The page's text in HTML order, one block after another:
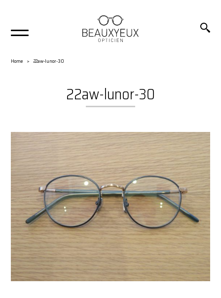
Home 22aw-lunor-30
22aw-lunor-30